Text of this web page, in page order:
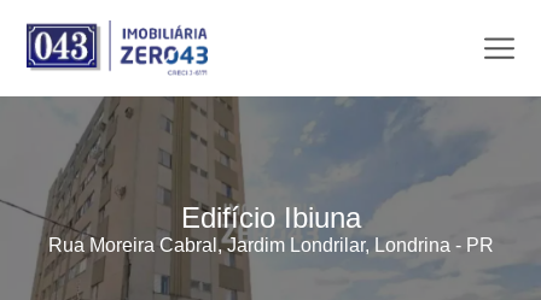
Edifício Ibiuna
Rua Moreira Cabral, Jardim Londrilar, Londrina - PR